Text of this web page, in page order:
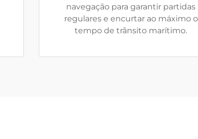
navegação para garantir partidas
regulares e encurtar ao máximo o
tempo de trânsito marítimo.